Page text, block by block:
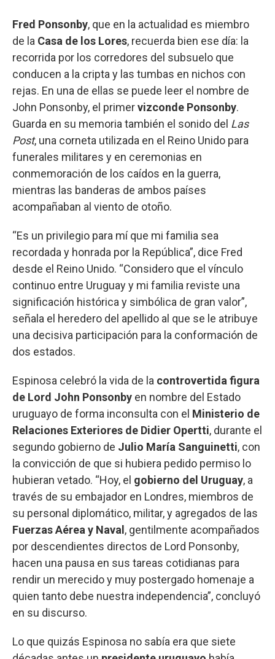
Fred Ponsonby, que en la actualidad es miembro
de la Casa de los Lores, recuerda bien ese día: la
recorrida por los corredores del subsuelo que
conducen a la cripta y las tumbas en nichos con
rejas. En una de ellas se puede leer el nombre de
John Ponsonby, el primervizconde Ponsonby.
Guarda en su memoria también el sonido del Las
Post, una corneta utilizada en el Reino Unido para
funerales militares y en ceremonias en
conmemoración de los caídos en la guerra,
mientras las banderas de ambos países
acompañaban al viento de otoño.
“Es un privilegio para mí que mi familia sea
recordada y honrada por la República”, dice Fred
desde el Reino Unido. “Considero que el vínculo
continuo entre Uruguay y mi familia reviste una
significación histórica y simbólica de gran valor”,
señala el heredero del apellido al que se le atribuye
una decisiva participación para la conformación de
dos estados.
Espinosa celebró la vida de la controvertida figura
de Lord John Ponsonby en nombre del Estado
uruguayo de forma inconsulta con el Ministerio de
Relaciones Exteriores de Didier Opertti, durante el
segundo gobierno de Julio María Sanguinetti, con
la convicción de que si hubiera pedido permiso lo
hubieran vetado. “Hoy, el gobierno del Uruguay, a
través de su embajador en Londres, miembros de
su personal diplomático, militar, y agregados de las
Fuerzas Aérea y Naval , gentilmente acompañados
por descendientes directos de Lord Ponsonby,
hacen una pausa en sus tareas cotidianas para
rendir un merecido y muy postergado homenaje a
quien tanto debe nuestra independencia”, concluyó
en su discurso.
Lo que quizás Espinosa no sabía era que siete